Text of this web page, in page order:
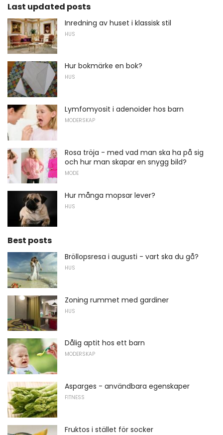
Last updated posts
Inredning av huset i klassisk stil
HUS
Hur bokmärke en bok?
HUS
Lymfomyosit i adenoider hos barn
MODERSKAP
Rosa tröja - med vad man ska ha på sig
och hur man skapar en snygg bild?
MODE
Hur många mopsar lever?
HUS
Best posts
Bröllopsresa i augusti - vart ska du gå?
HUS
Zoning rummet med gardiner
HUS
Dålig aptit hos ett barn
MODERSKAP
Asparges - användbara egenskaper
FITNESS
Fruktos i stället för socker